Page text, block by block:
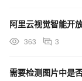
363 3